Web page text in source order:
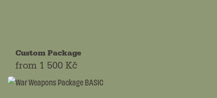
Custom Package
from 1 500 Kč